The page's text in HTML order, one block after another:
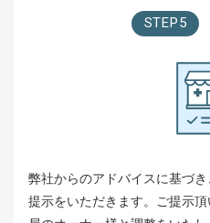
STEP5
弊社からのアドバイスに基づ
提示をいただきます。ご提示